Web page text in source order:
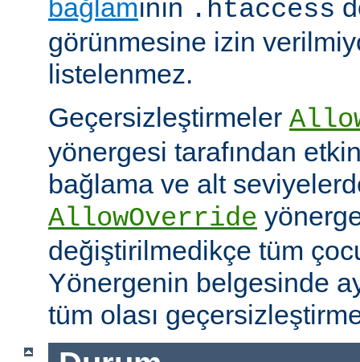
bağlamının .htaccess
görünmesine izin
listelenmez.
Geçersizleştirmeler
yönergesi tarafından
bağlama ve alt
AllowOverride
değiştirilmedikçe tüm
Yönergenin belgesinde
tüm olası